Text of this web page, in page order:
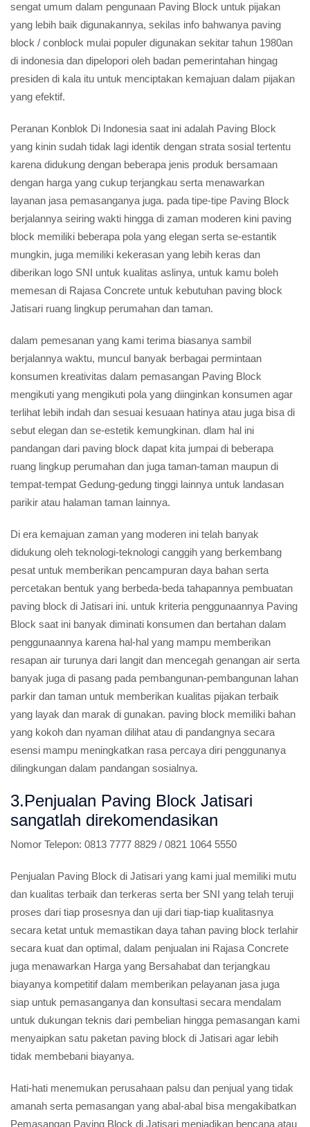
sengat umum dalam pengunaan Paving Block untuk pijakan
yang lebih baik digunakannya, sekilas info bahwanya paving
block / conblock mulai populer digunakan sekitar tahun 1980an
di indonesia dan dipelopori oleh badan pemerintahan hingag
presiden di kala itu untuk menciptakan kemajuan dalam pijakan
yang efektif.
Peranan Konblok Di Indonesia saat ini adalah Paving Block
yang kinin sudah tidak lagi identik dengan strata sosial tertentu
karena didukung dengan beberapa jenis produk bersamaan
dengan harga yang cukup terjangkau serta menawarkan
layanan jasa pemasanganya juga. pada tipe-tipe Paving Block
berjalannya seiring wakti hingga di zaman moderen kini paving
block memiliki beberapa pola yang elegan serta se-estantik
mungkin, juga memiliki kekerasan yang lebih keras dan
diberikan logo SNI untuk kualitas aslinya, untuk kamu boleh
memesan di Rajasa Concrete untuk kebutuhan paving block
Jatisari ruang lingkup perumahan dan taman.
dalam pemesanan yang kami terima biasanya sambil
berjalannya waktu, muncul banyak berbagai permintaan
konsumen kreativitas dalam pemasangan Paving Block
mengikuti yang mengikuti pola yang diinginkan konsumen agar
terlihat lebih indah dan sesuai kesuaan hatinya atau juga bisa di
sebut elegan dan se-estetik kemungkinan. dlam hal ini
pandangan dari paving block dapat kita jumpai di beberapa
ruang lingkup perumahan dan juga taman-taman maupun di
tempat-tempat Gedung-gedung tinggi lainnya untuk landasan
parikir atau halaman taman lainnya.
Di era kemajuan zaman yang moderen ini telah banyak
didukung oleh teknologi-teknologi canggih yang berkembang
pesat untuk memberikan pencampuran daya bahan serta
percetakan bentuk yang berbeda-beda tahapannya pembuatan
paving block di Jatisari ini. untuk kriteria penggunaannya Paving
Block saat ini banyak diminati konsumen dan bertahan dalam
penggunaannya karena hal-hal yang mampu memberikan
resapan air turunya dari langit dan mencegah genangan air serta
banyak juga di pasang pada pembangunan-pembangunan lahan
parkir dan taman untuk memberikan kualitas pijakan terbaik
yang layak dan marak di gunakan. paving block memiliki bahan
yang kokoh dan nyaman dilihat atau di pandangnya secara
esensi mampu meningkatkan rasa percaya diri penggunanya
dilingkungan dalam pandangan sosialnya.
3.Penjualan Paving Block Jatisari
sangatlah direkomendasikan
Nomor Telepon: 0813 7777 8829 / 0821 1064 5550
Penjualan Paving Block di Jatisari yang kami jual memiliki mutu
dan kualitas terbaik dan terkeras serta ber SNI yang telah teruji
proses dari tiap prosesnya dan uji dari tiap-tiap kualitasnya
secara ketat untuk memastikan daya tahan paving block terlahir
secara kuat dan optimal, dalam penjualan ini Rajasa Concrete
juga menawarkan Harga yang Bersahabat dan terjangkau
biayanya kompetitif dalam memberikan pelayanan jasa juga
siap untuk pemasanganya dan konsultasi secara mendalam
untuk dukungan teknis dari pembelian hingga pemasangan kami
menyaipkan satu paketan paving block di Jatisari agar lebih
tidak membebani biayanya.
Hati-hati menemukan perusahaan palsu dan penjual yang tidak
amanah serta pemasangan yang abal-abal bisa mengakibatkan
Pemasangan Paving Block di Jatisari menjadikan bencana atau